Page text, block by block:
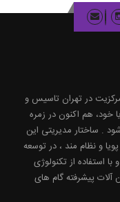
الملل عمران سریر در سال 1384 با مرکزیت در تهران تاسیس و
خود، هم اکنون در زمره
. ساختار مدیریتی این
و نظام مند ، در توسعه
استفاده از تکنولوژی
پیشرفته گام های